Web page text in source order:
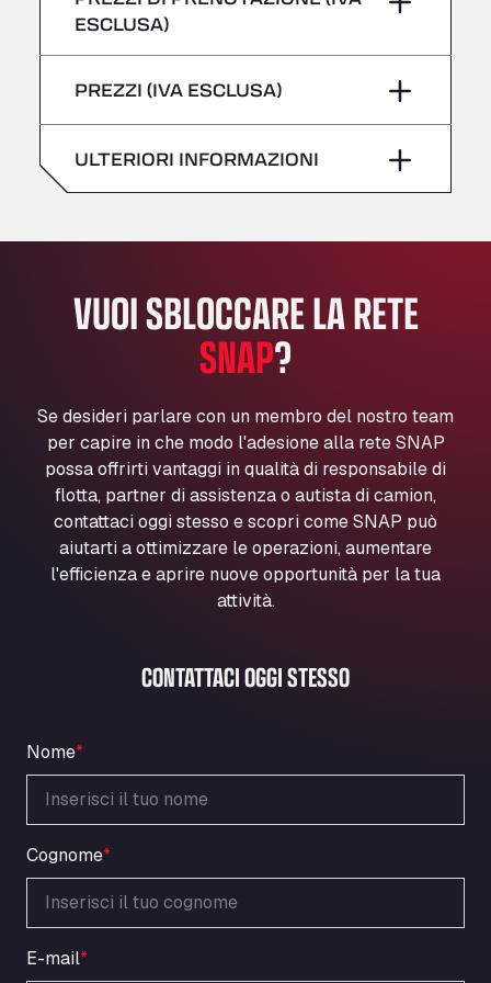
All 4 Trucks
Klaverbladstaat 21, 3560
American Truck Wash
Aut. A4 Salida 288 Pol. Ind. del Guadiel, 23210
Andamur La Junquera
Andamur Pamplona
Andamur San Roman II
Aut A1 Exit 385, 01207
Anpol Sp. z o.o.
Ul. Torunska 147, 85884
Aqua Ariva GmbH
Marie-Curie-Straße 24, 68219
Aral Autohof Bockel
An der Autobahn 1, 27404
ARAL Autohof Bockenem
Nellinger Str. 24, 89188
ARAL Tankstelle - XXL Truckwash.de
GmbH
Obernburger Str. 127, 63811
Ardleigh South Services
a120 westbound, CO77SL
Area 47 Hermanos Rico
Autovia A4 km 47, 28300
Area de Servicio Agetrans
Sabato –
giovedì
Sabato –
ESCLUSA)
PREZZI (IVA ESCLUSA)
ULTERIORI INFORMAZIONI
VUOI SBLOCCARE LA RETE
SNAP?
Se desideri parlare con un membro del nostro team
per capire in che modo l'adesione alla rete SNAP
possa offrirti vantaggi in qualità di responsabile di
flotta, partner di assistenza o autista di camion,
contattaci oggi stesso e scopri come SNAP può
aiutarti a ottimizzare le operazioni, aumentare
l'efficienza e aprire nuove opportunità per la tua
attività.
CONTATTACI OGGI STESSO
Nome*
Cognome*
E-mail*